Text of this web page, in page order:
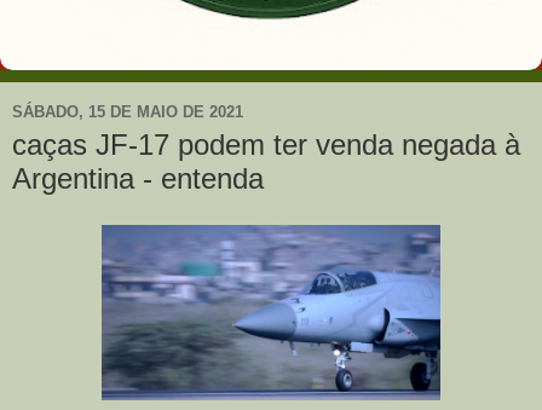
SÁBADO, 15 DE MAIO DE 2021
caças JF-17 podem ter venda negada à
Argentina - entenda